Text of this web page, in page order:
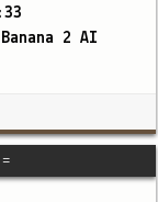
2 AI